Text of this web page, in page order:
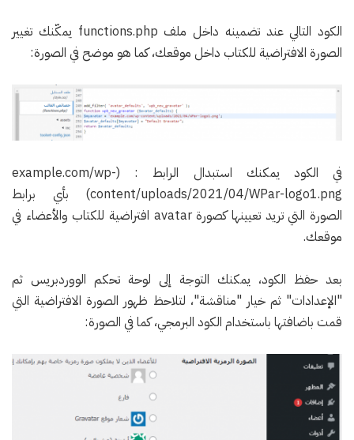
الكود التالي عند تضمينه داخل ملف functions.php يمكّنك تغيير
الصورة الافتراضية للكتاب داخل موقعك، كما هو موضح في الصورة:
في الكود يمكنك استبدال الرابط : (example.com/wp-
content/uploads/2021/04/WPar-logo1.png) بأي برابط
الصورة التي تريد تعيينها كصورة avatar افتراضية للكتاب والأعضاء في
موقعك.
بعد حفظ الكود، يمكنك التوجة إلى لوحة تحكم الووردبريس ثم
"الإعدادات" ثم خيار "مناقشة"، لتلاحظ ظهور الصورة الافتراضية التي
قمت باضافتها باستخدام الكود البرمجي، كما في الصورة: